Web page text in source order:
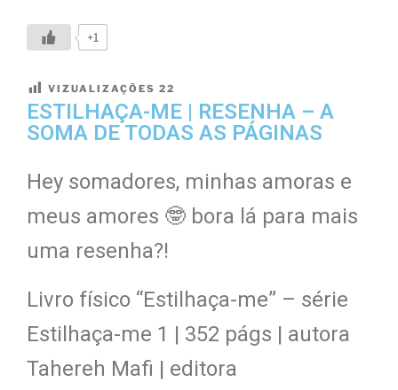
+1
VIZUALIZAÇÕES 22
ESTILHAÇA-ME | RESENHA – A
SOMA DE TODAS AS PÁGINAS
Hey somadores, minhas amoras e
meus amores 🤓 bora lá para mais
uma resenha?!
Livro físico “Estilhaça-me” – série
Estilhaça-me 1 | 352 págs | autora
Tahereh Mafi | editora